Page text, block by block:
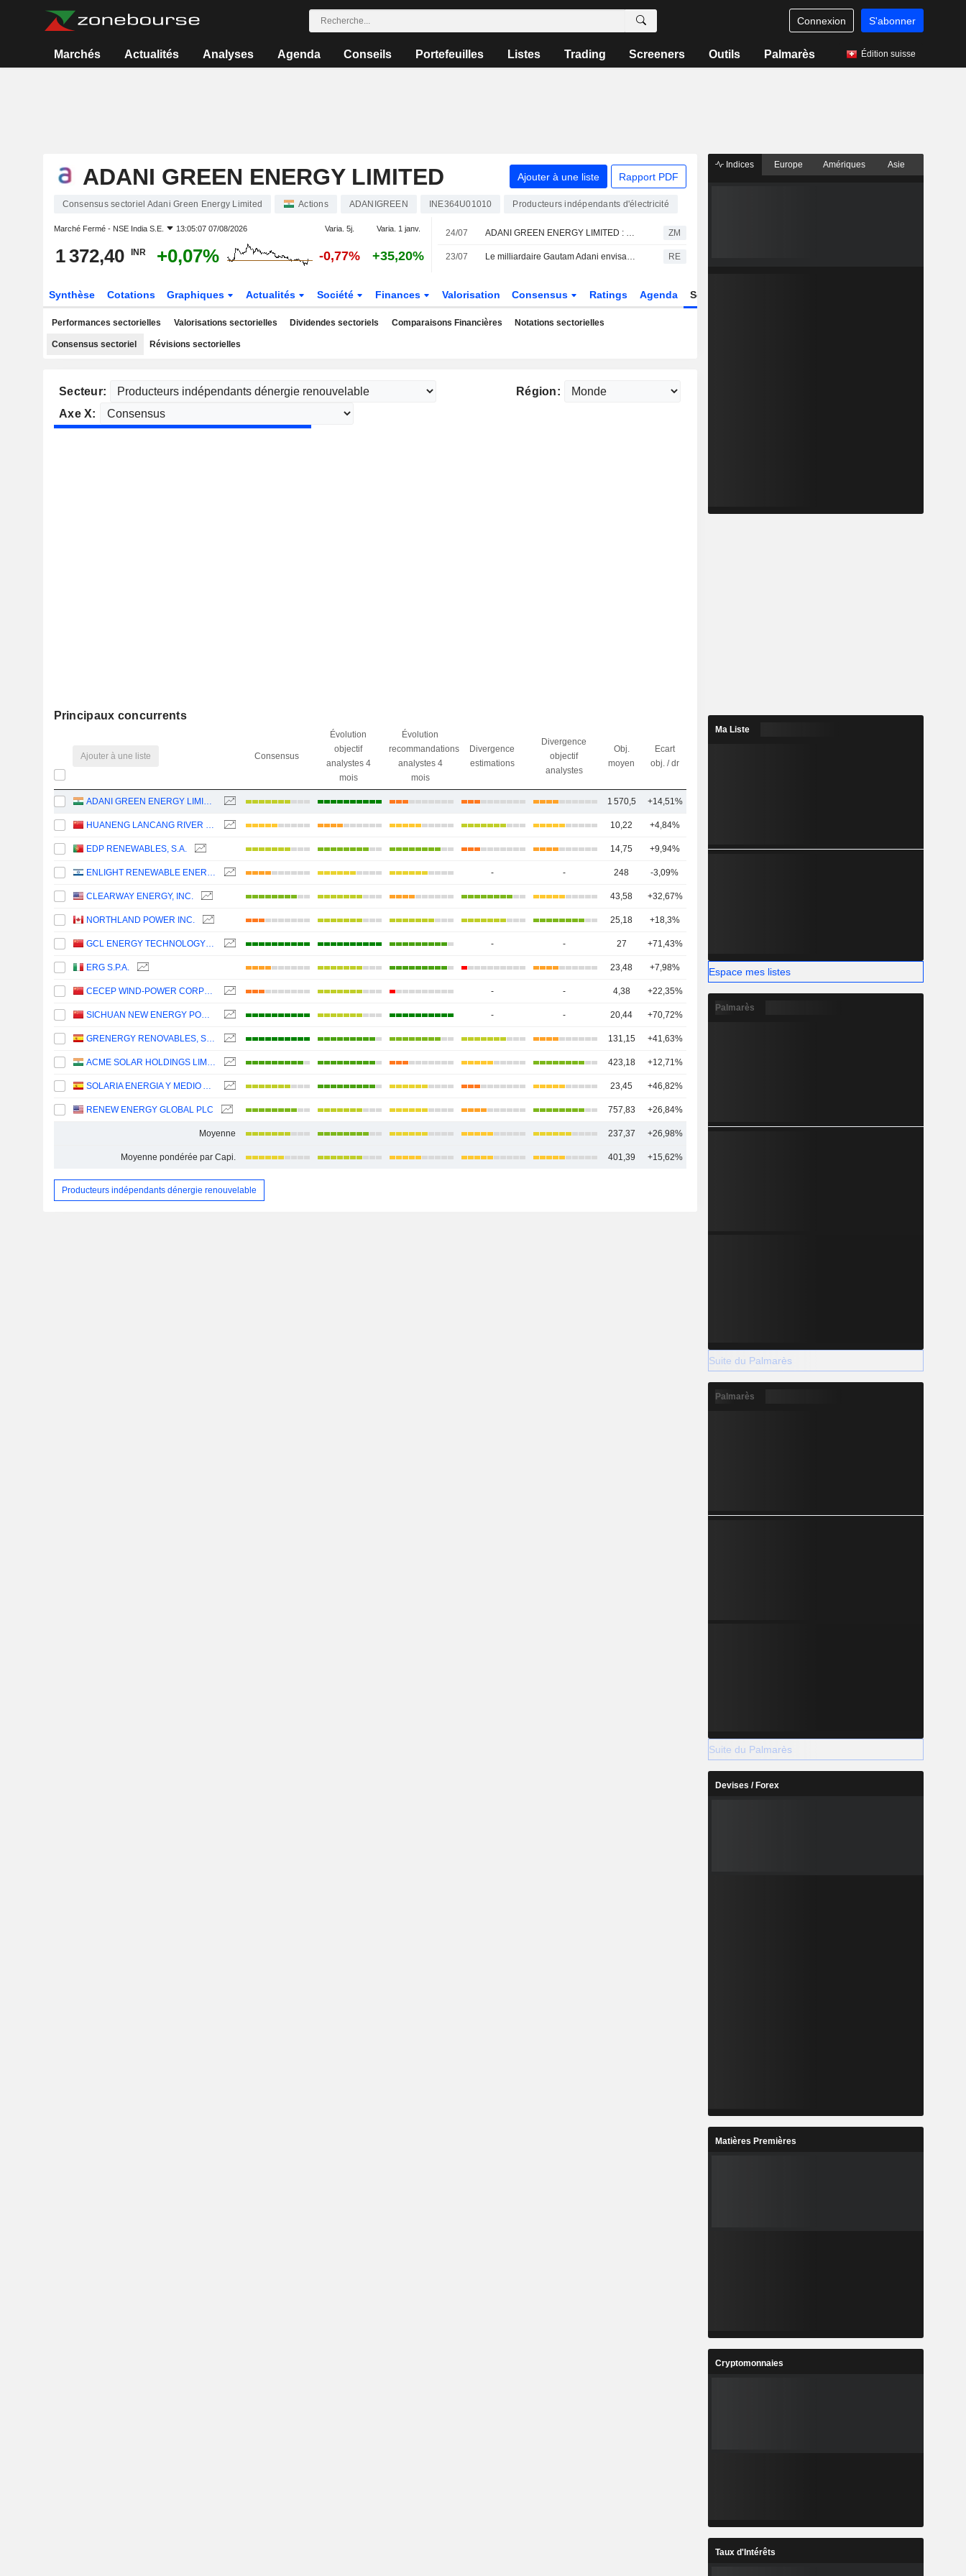
Connexion S'abonner
Marchés Actualités Analyses Agenda Conseils Portefeuilles Listes Trading Screeners Outils Palmarès Édition suisse
ADANI GREEN ENERGY LIMITED Ajouter à une liste Rapport PDF
Consensus sectoriel Adani Green Energy Limited Actions ADANIGREEN INE364U01010 Producteurs indépendants d'électricité
Marché Fermé - NSE India S.E. 13:05:07 07/08/2026 Varia. 5j. Varia. 1 janv.
1 372,40 INR +0,07% -0,77% +35,20%
24/07 ADANI GREEN ENERGY LIMITED : Jefferies & Co. maintient sa recommandation à l'achat ZM
23/07 Le milliardaire Gautam Adani envisage de lancer une compagnie aérienne : tour d'horizon de son empire RE
Synthèse Cotations Graphiques Actualités Société Finances Valorisation Consensus Ratings Agenda Secteur
Performances sectorielles Valorisations sectorielles Dividendes sectoriels Comparaisons Financières Notations sectorielles
Consensus sectoriel Révisions sectorielles
Secteur:
Région:
Axe X:
Principaux concurrents
Ajouter à une liste Consensus
Évolution
objectif
analystes 4
mois
Évolution
recommandations
analystes 4
mois
Divergence
estimations
Divergence
objectif
analystes
Obj.
moyen
Ecart
obj. / dr
ADANI GREEN ENERGY LIMITED 1 570,5 +14,51%
HUANENG LANCANG RIVER HYDROPOWER INC. 10,22 +4,84%
EDP RENEWABLES, S.A. 14,75 +9,94% 23
ENLIGHT RENEWABLE ENERGY LTD - - 248 -3,09%
CLEARWAY ENERGY, INC. 43,58 +32,67%
NORTHLAND POWER INC. 25,18 +18,3%
GCL ENERGY TECHNOLOGY CO.,LTD. - - 27 +71,43%
ERG S.P.A. 23,48 +7,98% 8
CECEP WIND-POWER CORPORATION CO.,LTD. - - 4,38 +22,35% 1
SICHUAN NEW ENERGY POWER COMPANY LIMITED - - 20,44 +70,72%
GRENERGY RENOVABLES, S.A. 131,15 +41,63%
ACME SOLAR HOLDINGS LIMITED 423,18 +12,71%
SOLARIA ENERGIA Y MEDIO AMBIENTE, S.A. 23,45 +46,82%
RENEW ENERGY GLOBAL PLC 757,83 +26,84%
Moyenne 237,37 +26,98%
Moyenne pondérée par Capi. 401,39 +15,62%
Producteurs indépendants dénergie renouvelable
Indices Europe Amériques Asie
Ma Liste
Espace mes listes
Palmarès
Suite du Palmarès
Palmarès
Suite du Palmarès
Devises / Forex
Matières Premières
Cryptomonnaies
Taux d'Intérêts